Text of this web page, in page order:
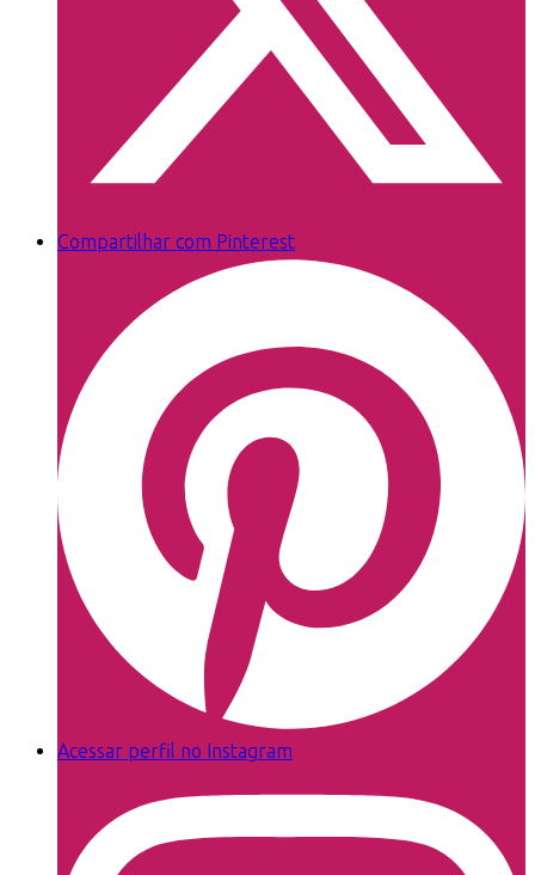
Compartilhar com Pinterest
Acessar perfil no Instagram